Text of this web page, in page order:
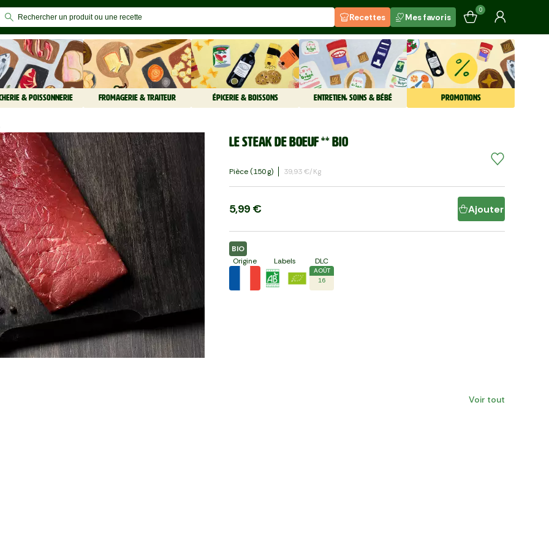
Recettes Mes favoris
0
& POISSONNERIE FROMAGERIE & TRAITEUR ÉPICERIE & BOISSONS ENTRETIEN, SOINS & BÉBÉ PROMOTIONS
Le Steak de boeuf ** BIO
Pièce (150 G) 39,93 €/kg
5,99 € Ajouter
BIO
Origine
Labels DLC
AOÛT
16
Voir tout